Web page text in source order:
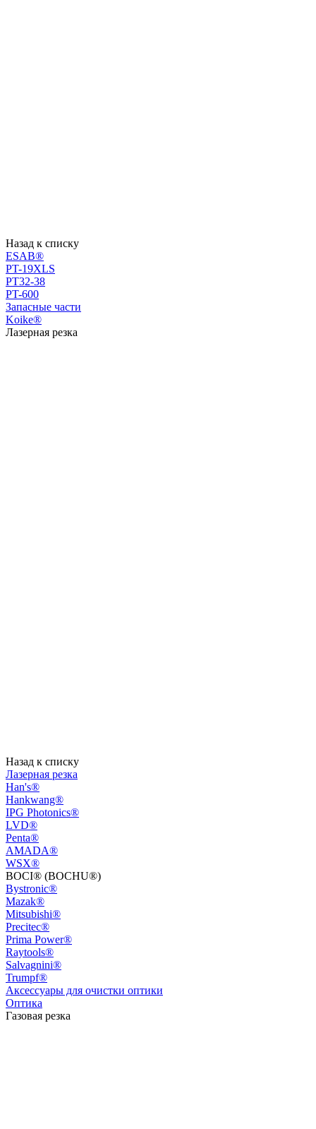
Назад к списку
ESAB®
PT-19XLS
PT32-38
PT-600
Запасные части
Koike®
Лазерная резка
Назад к списку
Лазерная резка
Han's®
Hankwang®
IPG Photonics®
LVD®
Penta®
AMADA®
WSX®
BOCI® (BOCHU®)
Bystronic®
Mazak®
Mitsubishi®
Precitec®
Prima Power®
Raytools®
Salvagnini®
Trumpf®
Аксессуары для очистки оптики
Оптика
Газовая резка